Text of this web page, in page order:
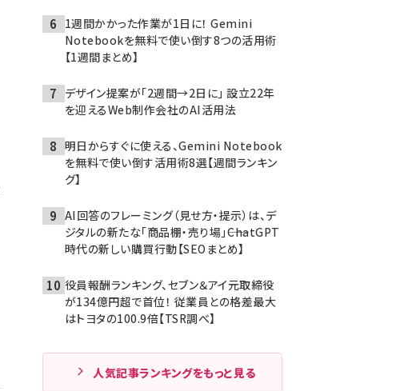
1週間かかった作業が1日に！ Gemini
Notebookを無料で使い倒す8つの活用術
【1週間まとめ】
デザイン提案が「2週間→2日に」 設立22年
を迎えるWeb制作会社のAI活用法
明日からすぐに使える、Gemini Notebook
を無料で使い倒す活用術8選【週間ランキン
グ】
AI回答のフレーミング（見せ方・提示）は、デ
ジタルの新たな「商品棚・売り場」――ChatGPT
時代の新しい購買行動【SEOまとめ】
役員報酬ランキング、セブン＆アイ元取締役
が134億円超で首位！ 従業員との格差最大
はトヨタの100.9倍【TSR調べ】
人気記事ランキングをもっと見る